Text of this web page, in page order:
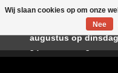
Wij slaan cookies op om onze
Nee
Beste klant, I.v.m. de
augustus op